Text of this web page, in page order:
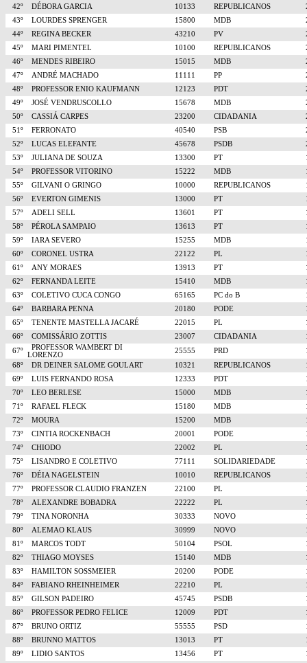
42º
DÉBORA GARCIA 10133 REPUBLICANOS
43º
LOURDES SPRENGER 15800 MDB
44º
REGINA BECKER 43210 PV
45º
MARI PIMENTEL 10100 REPUBLICANOS
46º
MENDES RIBEIRO 15015 MDB
47º
ANDRÉ MACHADO 11111 PP
48º
PROFESSOR ENIO KAUFMANN 12123 PDT
49º
JOSÉ VENDRUSCOLLO 15678 MDB
50º
CASSIÁ CARPES 23200 CIDADANIA
51º
FERRONATO 40540 PSB
52º
LUCAS ELEFANTE 45678 PSDB
53º
JULIANA DE SOUZA 13300 PT
54º
PROFESSOR VITORINO 15222 MDB
55º
GILVANI O GRINGO 10000 REPUBLICANOS
56º
EVERTON GIMENIS 13000 PT
57º
ADELI SELL 13601 PT
58º
PÉROLA SAMPAIO 13613 PT
59º
IARA SEVERO 15255 MDB
60º
CORONEL USTRA 22122 PL
61º
ANY MORAES 13913 PT
62º
FERNANDA LEITE 15410 MDB
63º
COLETIVO CUCA CONGO 65165 PC do B
64º
BARBARA PENNA 20180 PODE
65º
TENENTE MASTELLA JACARÉ 22015 PL
66º
COMISSÁRIO ZOTTIS 23007 CIDADANIA
67º
PROFESSOR WAMBERT DI
LORENZO
25555 PRD
68º
DR DEINER SALOME GOULART 10321 REPUBLICANOS
69º
LUIS FERNANDO ROSA 12333 PDT
70º
LEO BERLESE 15000 MDB
71º
RAFAEL FLECK 15180 MDB
72º
MOURA 15200 MDB
73º
CINTIA ROCKENBACH 20001 PODE
74º
CHIODO 22002 PL
75º
LISANDRO E COLETIVO 77111 SOLIDARIEDADE
76º
DÉIA NAGELSTEIN 10010 REPUBLICANOS
77º
PROFESSOR CLAUDIO FRANZEN 22100 PL
78º
ALEXANDRE BOBADRA 22222 PL
79º
TINA NORONHA 30333 NOVO
80º
ALEMAO KLAUS 30999 NOVO
81º
MARCOS TODT 50104 PSOL
82º
THIAGO MOYSES 15140 MDB
83º
HAMILTON SOSSMEIER 20200 PODE
84º
FABIANO RHEINHEIMER 22210 PL
85º
GILSON PADEIRO 45745 PSDB
86º
PROFESSOR PEDRO FELICE 12009 PDT
87º
BRUNO ORTIZ 55555 PSD
88º
BRUNNO MATTOS 13013 PT
89º
LIDIO SANTOS 13456 PT